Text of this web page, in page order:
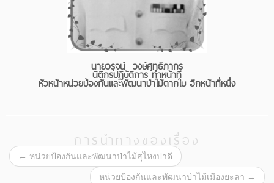
นายวรุจน์ วงษ์ศุทธิภากร
นิติกรปฏิบัติการ ทำหน้าที่
หัวหน้าหน่วยป้องกันและพัฒนาป่าไม้ตากใบ อีกหน้าที่หนึ่ง
การนำทางของเรื่อง
← หน่วยป้องกันและพัฒนาป่าไม้สุไหงปาดี
หน่วยป้องกันและพัฒนาป่าไม้เมืองยะลา →